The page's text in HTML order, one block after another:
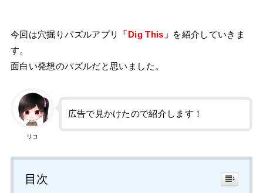
今回は穴掘りパズルアプリ 「Dig This」 を紹介していきま
す。
面白い発想のパズルだと思いました。
リコ
広告で見かけたので紹介します！
目次